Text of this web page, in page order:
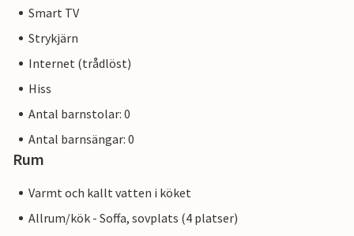
Smart TV
Strykjärn
Internet (trådlöst)
Hiss
Antal barnstolar: 0
Antal barnsängar: 0
Rum
Varmt och kallt vatten i köket
Allrum/kök - Soffa, sovplats (4 platser)